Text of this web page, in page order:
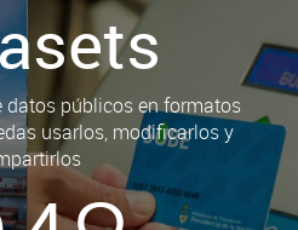
datos públicos en formatos
usarlos, modificarlos y